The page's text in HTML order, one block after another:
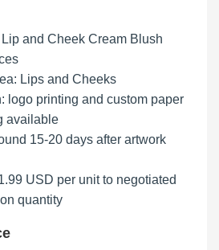
and Cheek Cream Blush
Lips and Cheeks
logo printing and custom paper
available
15-20 days after artwork
USD per unit to negotiated
quantity